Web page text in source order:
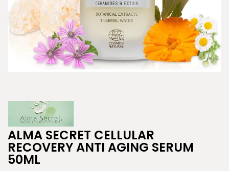
ALMA SECRET CELLULAR
RECOVERY ANTI AGING SERUM
50ML